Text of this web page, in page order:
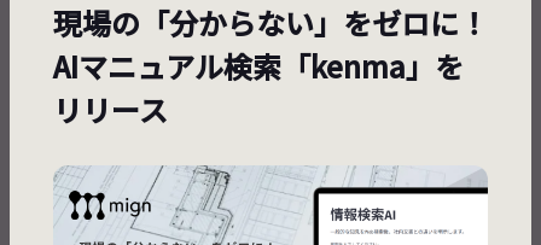
現場の「分からない」をゼロに！
AIマニュアル検索「kenma」を
リリース